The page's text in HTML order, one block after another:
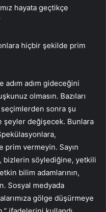
hayata geçtikçe
hiçbir şekilde prim
adım adım gideceğini
olmasın. Bazıları
sonra şu
şeyler değişecek. Bunlara
prim vermeyin. Sayın
bizlerin söylediğine, yetkili
bilim adamlarının,
Sosyal medyada
gölge düşürmeye